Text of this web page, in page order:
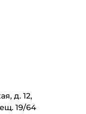
д. 12,
19/64